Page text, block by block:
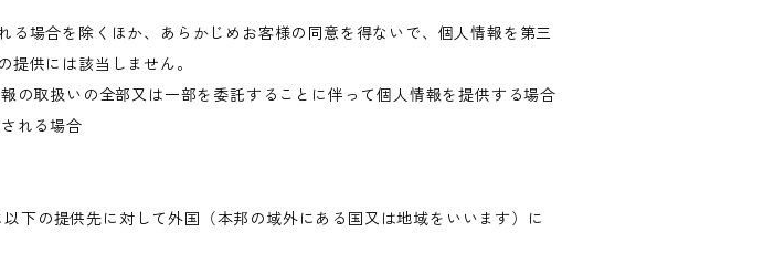
場合を除くほか、あらかじめお客様の同意を得ないで、個人情報を第三
供には該当しません。
の取扱いの全部又は一部を委託することに伴って個人情報を提供する場合
れる場合
下の提供先に対して外国（本邦の域外にある国又は地域をいいます）に